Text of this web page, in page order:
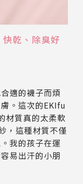
乾、除臭好
適的襪子而煩
。這次的EKIfu
材質真的太柔軟
，這種材質不僅
我的孩子在運
易出汗的小朋